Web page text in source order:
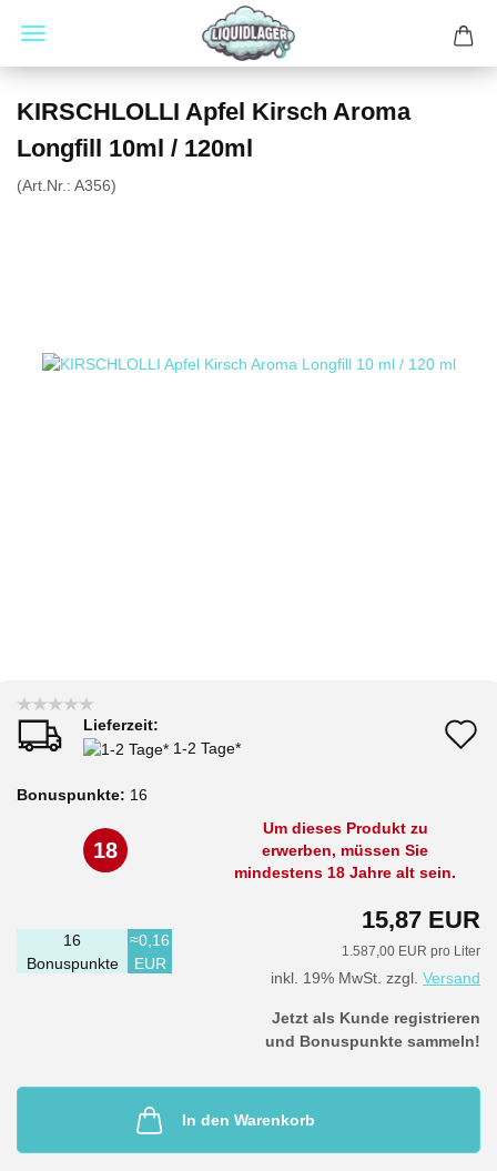
KIRSCHLOLLI Apfel Kirsch Aroma
Longfill 10ml / 120ml
(Art.Nr.: A356)
Lieferzeit:
1-2 Tage*
Bonuspunkte: 16
18
Um dieses Produkt zu
erwerben, müssen Sie
mindestens 18 Jahre alt sein.
15,87 EUR
1.587,00 EUR pro Liter
inkl. 19% MwSt. zzgl. Versand
16
Bonuspunkte
≈0,16
EUR
Jetzt als Kunde registrieren
und Bonuspunkte sammeln!
In den Warenkorb